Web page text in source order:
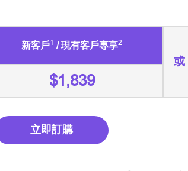
新客戶1 / 現有客戶專享2
或
$1,839
立即訂購